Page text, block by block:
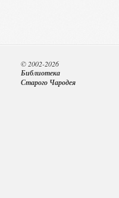
© 2002-2026
Библиотека
Старого Чародея